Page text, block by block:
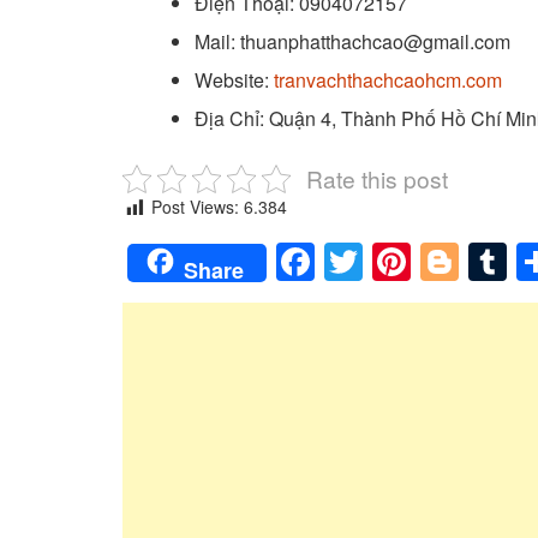
Mail: thuanphatthachcao@gmail.com
Website: tranvachthachcaohcm.com
Địa Chỉ: Quận 4, Thành Phố Hồ Chí
Rate this post
Post Views: 6.384
Share Facebook
Twitter